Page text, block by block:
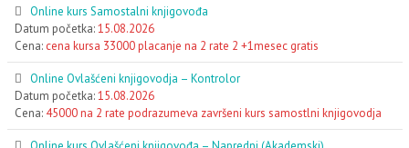
Online kurs Samostalni knjigovođa
Datum početka:15.08.2026
Cena: cena kursa 33000 placanje na 2 rate 2 +1mesec gratis
Online Ovlašćeni knjigovodja – Kontrolor
Datum početka:15.08.2026
Cena: 45000 na 2 rate podrazumeva završeni kurs samostlni knjigovodja